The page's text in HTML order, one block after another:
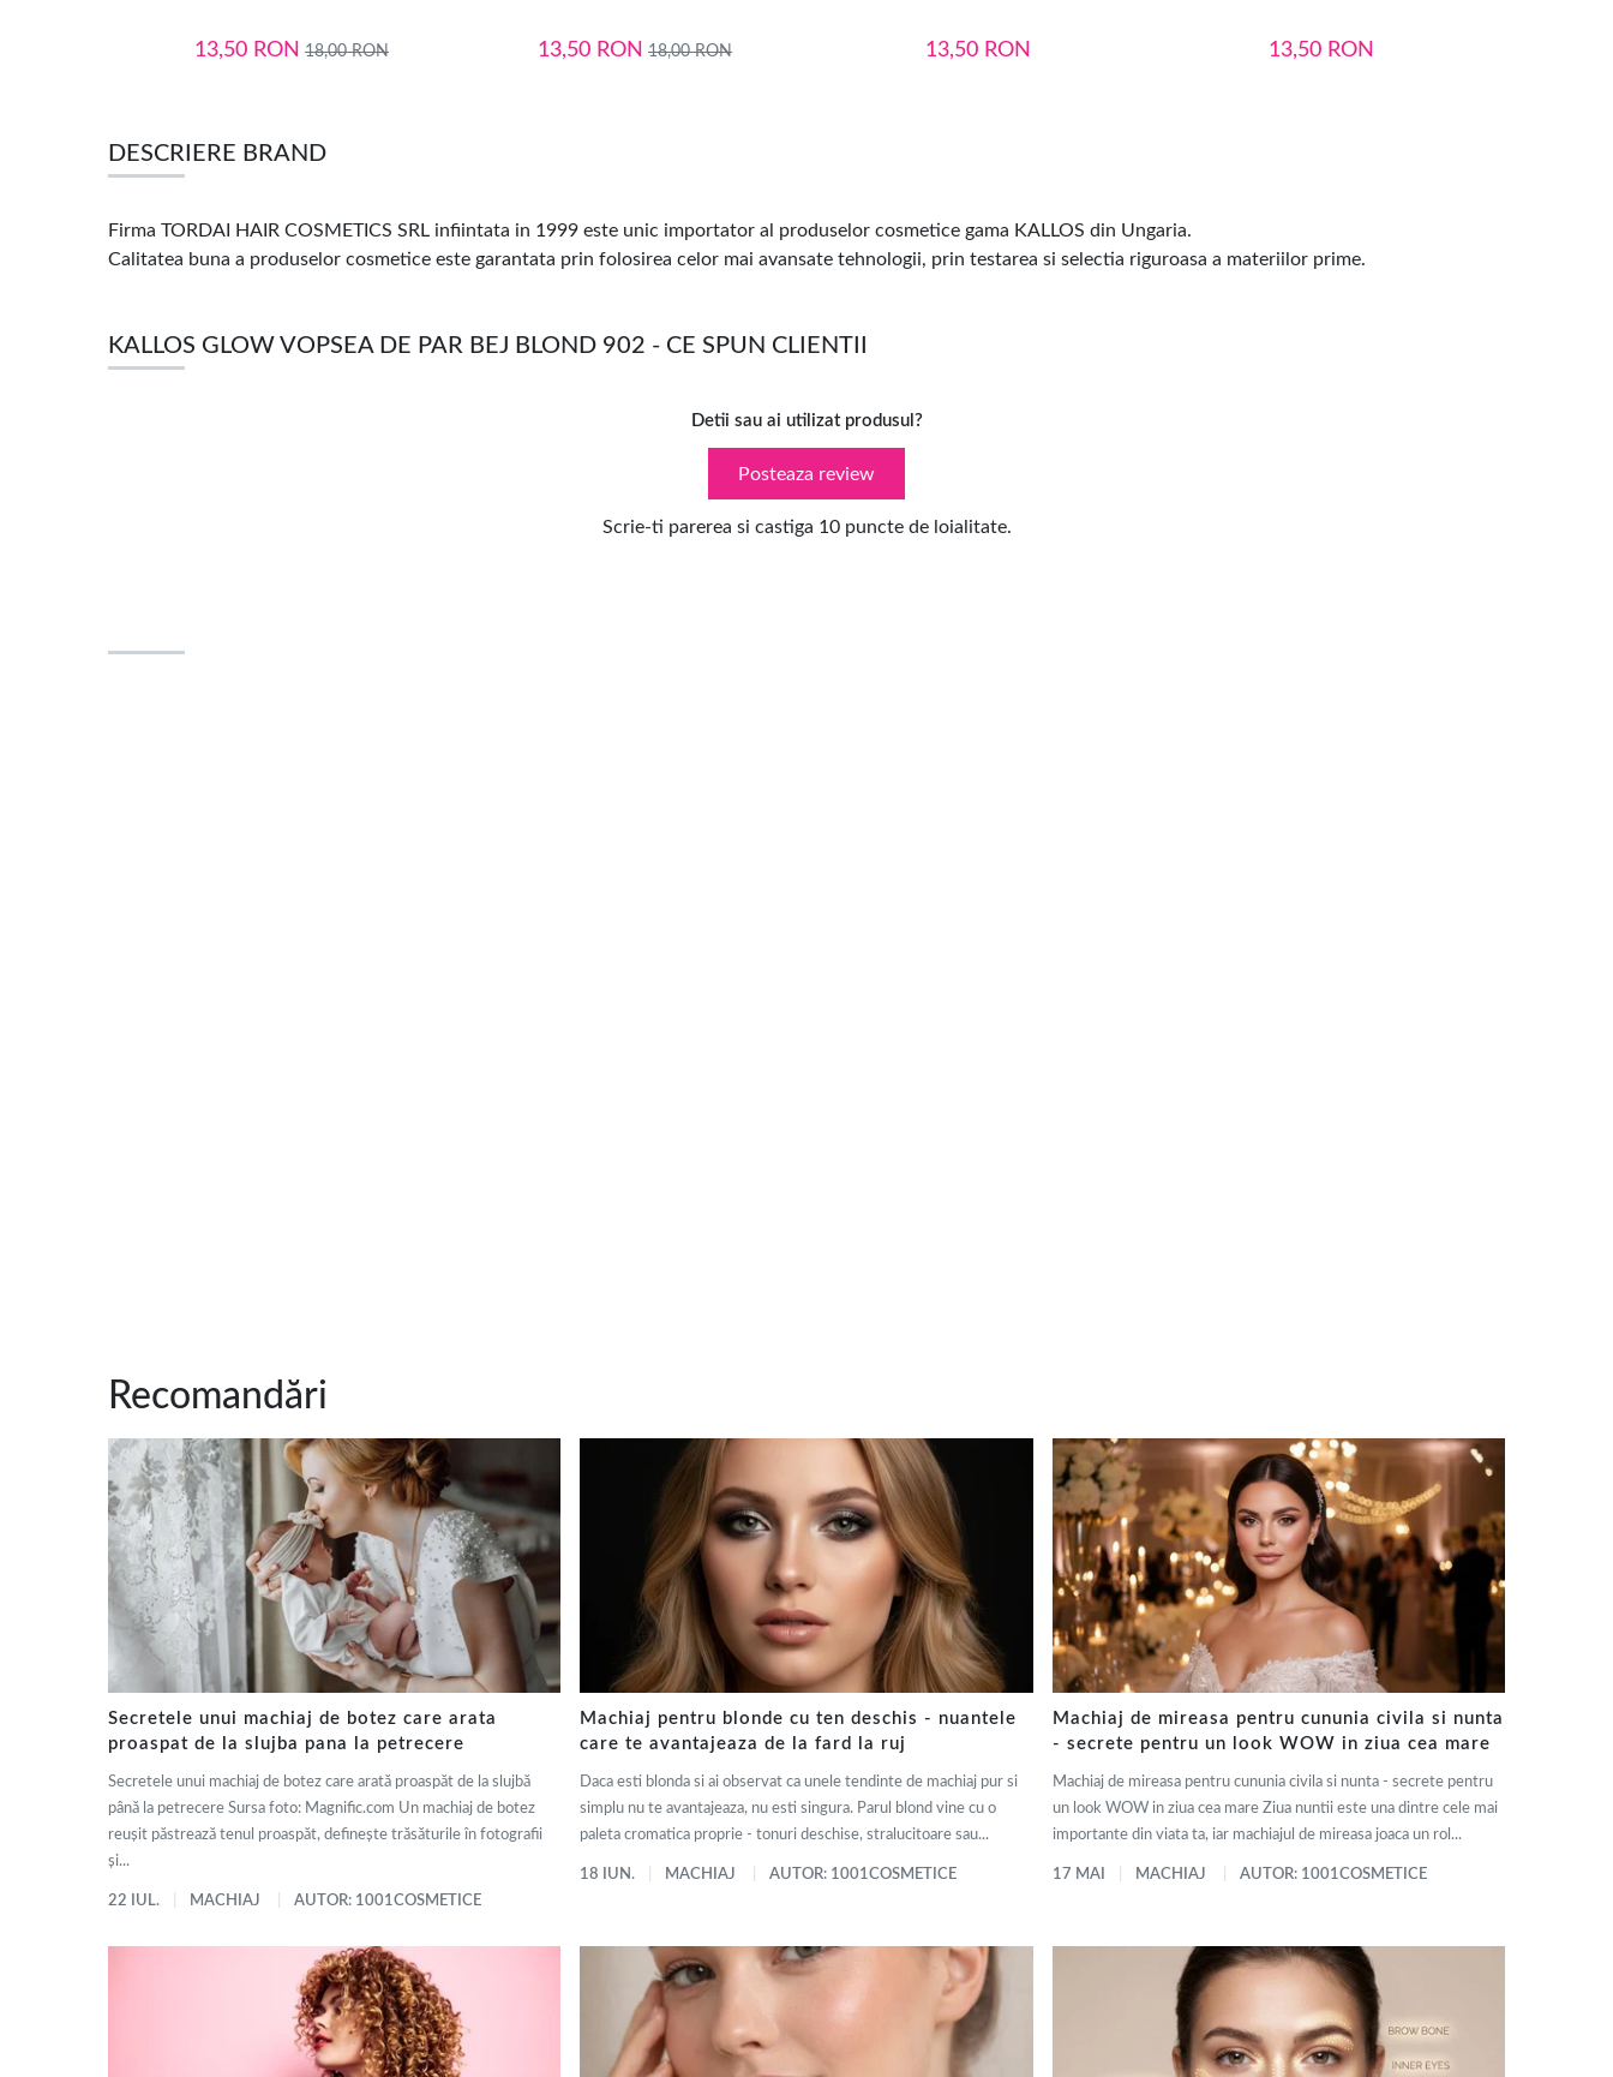
13,50 RON 18,00RON 13,50 RON 18,00RON 13,50 RON 13,50 RON
DESCRIERE BRAND
Firma TORDAI HAIR COSMETICS SRL infiintata in 1999 este unic importator al produselor cosmetice gama KALLOS din Ungaria.
Calitatea buna a produselor cosmetice este garantata prin folosirea celor mai avansate tehnologii, prin testarea si selectia riguroasa a materiilor prime.
KALLOS GLOW VOPSEA DE PAR BEJ BLOND 902 - CE SPUN CLIENTII
Detii sau ai utilizat produsul?
Posteaza review
Scrie-ti parerea si castiga 10 puncte de loialitate.
Recomandări
Secretele unui machiaj de botez care arata
proaspat de la slujba pana la petrecere
Secretele unui machiaj de botez care arată proaspăt de la slujbă
până la petrecere Sursa foto: Magnific.com Un machiaj de botez
reușit păstrează tenul proaspăt, definește trăsăturile în fotografii
și...
22 IUL. MACHIAJ AUTOR: 1001COSMETICE
Machiaj pentru blonde cu ten deschis - nuantele
care te avantajeaza de la fard la ruj
Daca esti blonda si ai observat ca unele tendinte de machiaj pur si
simplu nu te avantajeaza, nu esti singura. Parul blond vine cu o
paleta cromatica proprie - tonuri deschise, stralucitoare sau...
18 IUN. MACHIAJ AUTOR: 1001COSMETICE
Machiaj de mireasa pentru cununia civila si nunta
- secrete pentru un look WOW in ziua cea mare
Machiaj de mireasa pentru cununia civila si nunta - secrete pentru
un look WOW in ziua cea mare Ziua nuntii este una dintre cele mai
importante din viata ta, iar machiajul de mireasa joaca un rol...
17 MAI MACHIAJ AUTOR: 1001COSMETICE